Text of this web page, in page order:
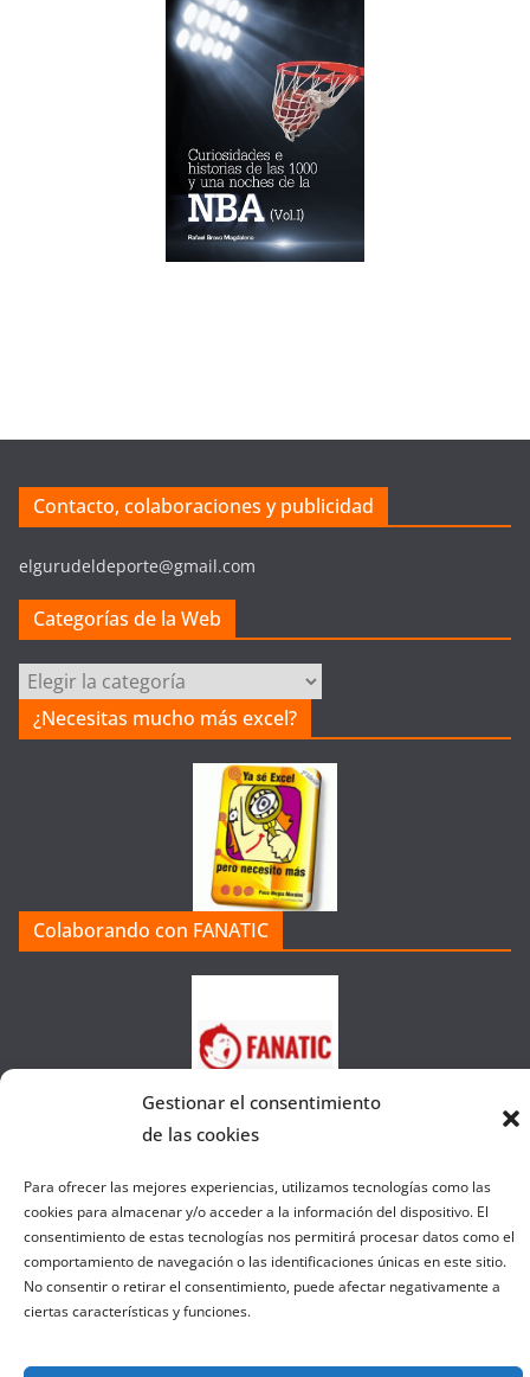
Contacto, colaboraciones y publicidad
elgurudeldeporte@gmail.com
Categorías de la Web
a
t
a
¿Necesitas mucho más excel?
Colaborando con FANATIC
Copyright © 2026el gurú del basket. Todos los derechos
reservados.
Tema:ColorMag por ThemeGrill. Funciona conWordPress .
Gestionar el consentimiento
de las cookies
Para ofrecer las mejores experiencias, utilizamos tecnologías como las
cookies para almacenar y/o acceder a la información del dispositivo. El
consentimiento de estas tecnologías nos permitirá procesar datos como el
comportamiento de navegación o las identificaciones únicas en este sitio.
No consentir o retirar el consentimiento, puede afectar negativamente a
ciertas características y funciones.